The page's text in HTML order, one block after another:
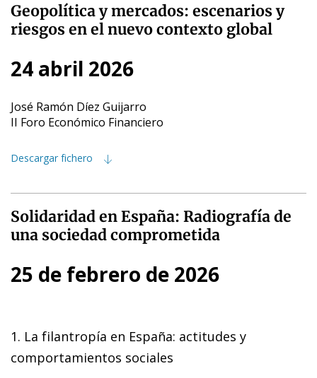
Geopolítica y mercados: escenarios y
riesgos en el nuevo contexto global
24 abril 2026
José Ramón Díez Guijarro
II Foro Económico Financiero
Descargar fichero
Solidaridad en España: Radiografía de
una sociedad comprometida
25 de febrero de 2026
1. La filantropía en España: actitudes y
comportamientos sociales